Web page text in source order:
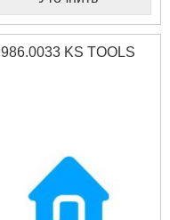
986.0033 KS TOOLS